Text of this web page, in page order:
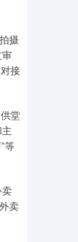
摄
接
堂
等
卖